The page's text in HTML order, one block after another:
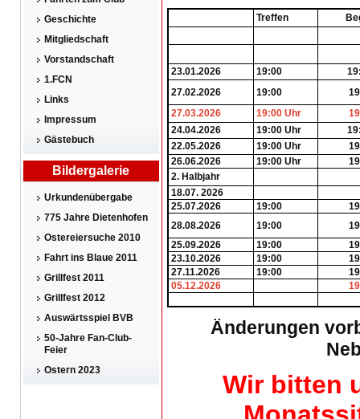
Geschichte
Mitgliedschaft
Vorstandschaft
1.FCN
Links
Impressum
Gästebuch
Bildergalerie
Urkundenübergabe
775 Jahre Dietenhofen
Ostereiersuche 2010
Fahrt ins Blaue 2011
Grillfest 2011
Grillfest 2012
Auswärtsspiel BVB
50-Jahre Fan-Club-
Feier
Ostern 2023
Treffen
23.01.2026 19:00
27.02.2026
19:00
27.03.2026
19:00 Uhr
24.04.2026
19:00 Uhr
22.05.2026
19:00 Uhr
26.06.2026
19:00 Uhr
2. Halbjahr
18.07. 2026
25.07.2026
19:00
28.08.2026
19:00
25.09.2026
19:00
23.10.2026
19:00
27.11.2026
19:00
05.12.2026
Änderungen
Wir bitten